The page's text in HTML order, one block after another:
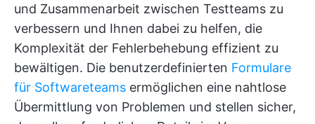
und Zusammenarbeit zwischen Testteams zu
verbessern und Ihnen dabei zu helfen, die
Komplexität der Fehlerbehebung effizient zu
bewältigen. Die benutzerdefinierten Formulare
für Softwareteams ermöglichen eine nahtlose
Übermittlung von Problemen und stellen sicher,